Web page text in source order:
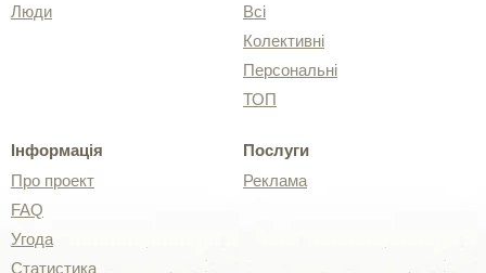
Люди
Всі
Колективні
Персональні
ТОП
Інформація
Про проект
FAQ
Угода
Статистика
Послуги
Реклама